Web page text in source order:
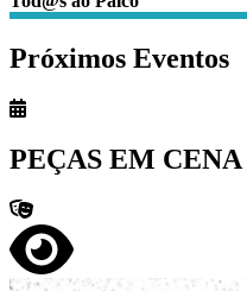
Próximos Eventos
PEÇAS EM CENA